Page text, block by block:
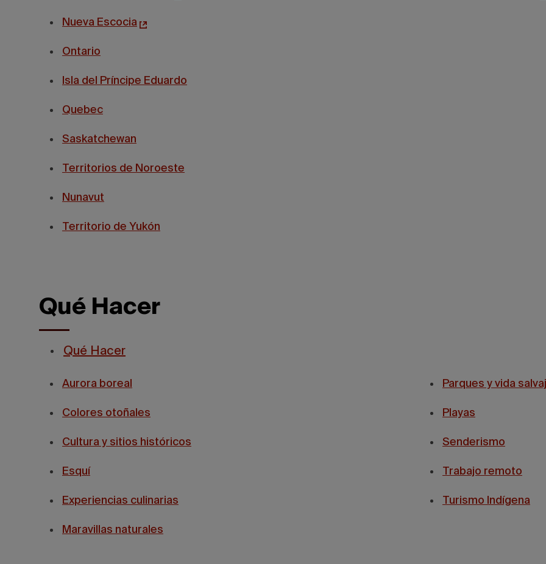
Nueva Escocia
Ontario
Isla del Príncipe Eduardo
Quebec
Saskatchewan
Territorios de Noroeste
Nunavut
Territorio de Yukón
Qué Hacer
Qué Hacer
Aurora boreal
Colores otoñales
Cultura y sitios históricos
Esquí
Experiencias culinarias
Maravillas naturales
Parques y vida
Playas
Senderismo
Trabajo remoto
Turismo Indígena